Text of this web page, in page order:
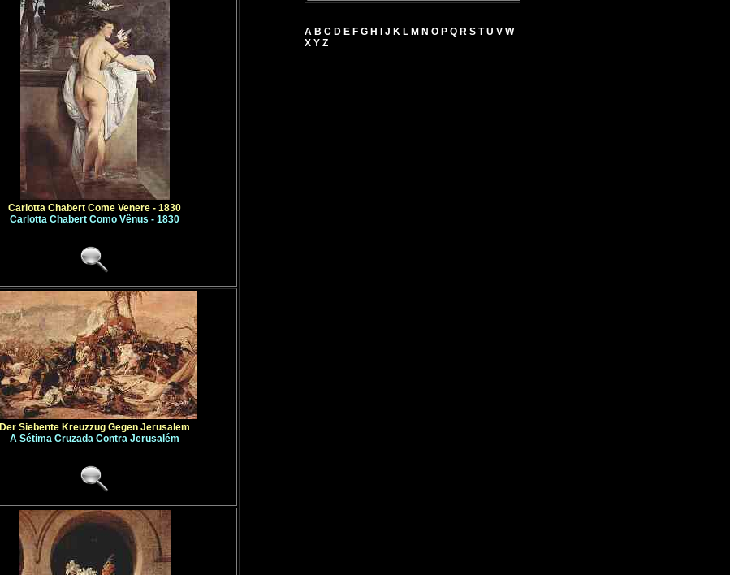
Carlotta Chabert Come Venere - 1830
Carlotta Chabert Como Vênus - 1830
Der Siebente Kreuzzug Gegen Jerusalem
A Sétima Cruzada Contra Jerusalém
A B C D E F G H J K L M N O P Q R S T U V W
X Y Z